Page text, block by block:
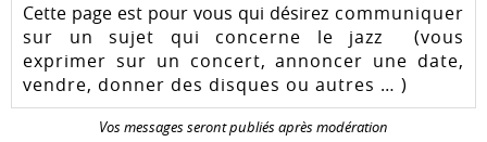
Cette page est pour vous qui désirez communiquer
sur un sujet qui concerne le jazz (vous
exprimer sur un concert, annoncer une date,
vendre, donner des disques ou autres … )
Vos messages seront publiés après modération